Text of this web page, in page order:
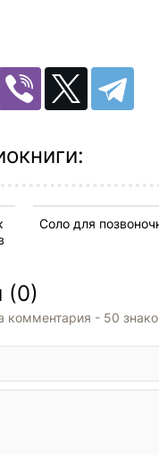
dali
Соло для
(0)
комментария - 50